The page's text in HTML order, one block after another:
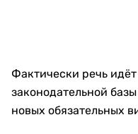
Фактически речь
законодательной
новых обязательных